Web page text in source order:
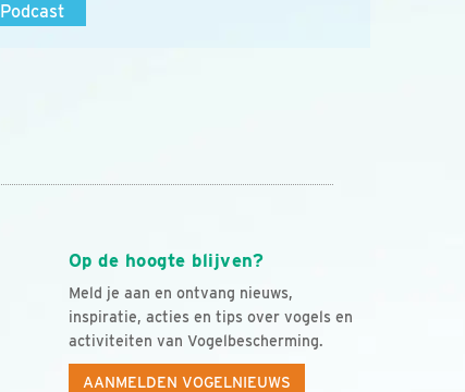
Podcast
Op de hoogte blijven?
Meld je aan en ontvang nieuws,
inspiratie, acties en tips over vogels en
activiteiten van Vogelbescherming.
AANMELDEN VOGELNIEUWS